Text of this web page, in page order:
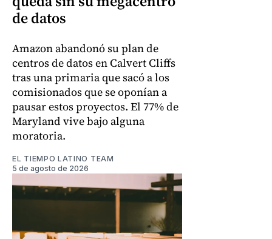
de datos
Amazon abandonó su plan de
centros de datos en Calvert Cliffs
tras una primaria que sacó a los
comisionados que se oponían a
pausar estos proyectos. El 77% de
Maryland vive bajo alguna
moratoria.
EL TIEMPO LATINO TEAM
5 de agosto de 2026